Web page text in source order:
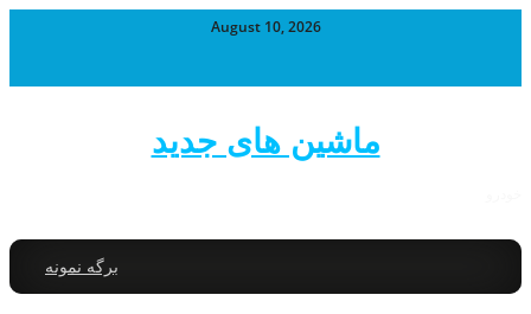
August 10, 2026
ماشین های جدید
برگه نمونه